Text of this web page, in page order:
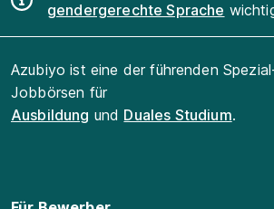
gendergerechte Sprache
Azubiyo ist eine der führenden
Jobbörsen für
Ausbildung und Duales Studium.